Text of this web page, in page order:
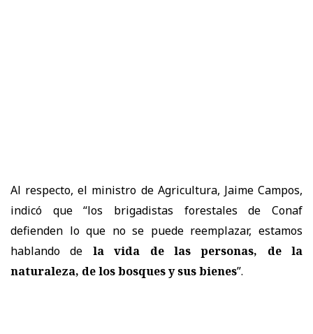
Al respecto, el ministro de Agricultura, Jaime Campos,
indicó que “los brigadistas forestales de Conaf
defienden lo que no se puede reemplazar, estamos
hablando de la vida de las personas, de la
naturaleza, de los bosques y sus bienes”.